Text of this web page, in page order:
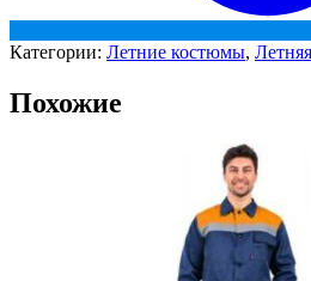
Категории: Летние костюмы,
Похожие